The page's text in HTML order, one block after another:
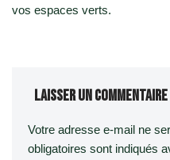
vos espaces verts.
Laisser un commentaire
Votre adresse e-mail ne
obligatoires sont indiqués